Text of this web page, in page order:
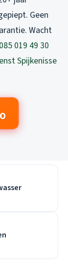
Geen
Wacht
085 019 49 30
Spijkenisse